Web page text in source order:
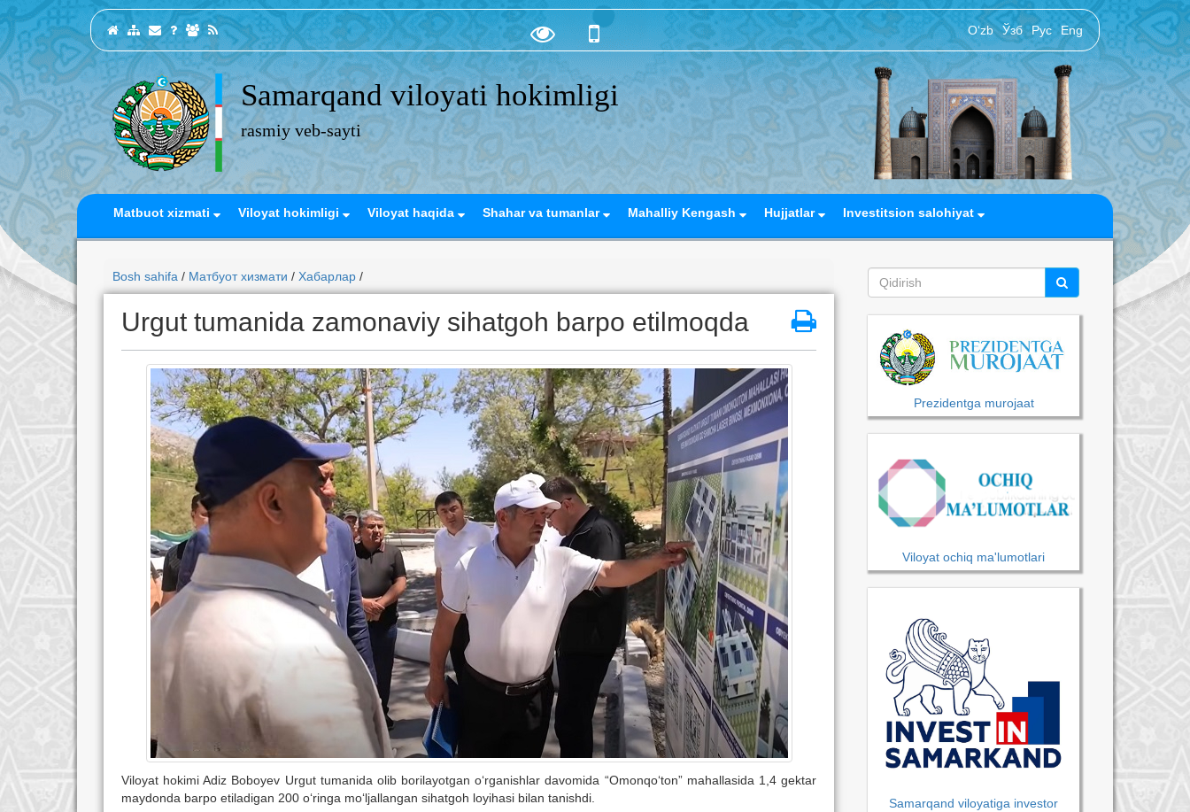
O‘zb Ўзб Рус Eng
Samarqand viloyati hokimligi
rasmiy veb-sayti
Matbuot xizmati Viloyat hokimligi Viloyat haqida Shahar va tumanlar Mahalliy Kengash Hujjatlar Investitsion salohiyat
Bosh sahifa / Матбуот хизмати / Хабарлар /
Urgut tumanida zamonaviy sihatgoh barpo etilmoqda
Viloyat hokimi Adiz Boboyev Urgut tumanida olib borilayotgan o‘rganishlar davomida “Omonqo‘ton” mahallasida 1,4 gektar
maydonda barpo etiladigan 200 o‘ringa mo‘ljallangan sihatgoh loyihasi bilan tanishdi.
Prezidentga murojaat
Viloyat ochiq ma'lumotlari
Samarqand viloyatiga investor